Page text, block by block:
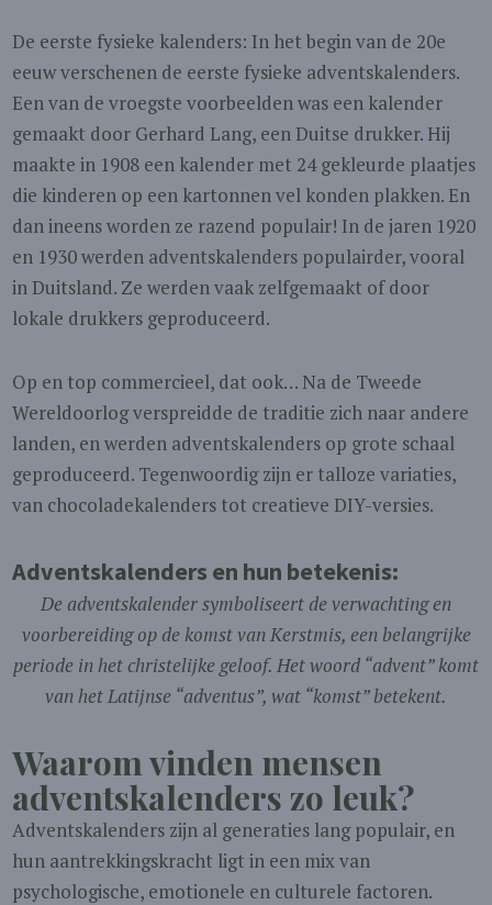
De eerste fysieke kalenders: In het begin van de 20e
eeuw verschenen de eerste fysieke adventskalenders.
Een van de vroegste voorbeelden was een kalender
gemaakt door Gerhard Lang, een Duitse drukker. Hij
maakte in 1908 een kalender met 24 gekleurde plaatjes
die kinderen op een kartonnen vel konden plakken. En
dan ineens worden ze razend populair! In de jaren 1920
en 1930 werden adventskalenders populairder, vooral
in Duitsland. Ze werden vaak zelfgemaakt of door
lokale drukkers geproduceerd.
Op en top commercieel, dat ook… Na de Tweede
Wereldoorlog verspreidde de traditie zich naar andere
landen, en werden adventskalenders op grote schaal
geproduceerd. Tegenwoordig zijn er talloze variaties,
van chocoladekalenders tot creatieve DIY-versies.
Adventskalenders en hun betekenis:
De adventskalender symboliseert de verwachting en
voorbereiding op de komst van Kerstmis, een belangrijke
periode in het christelijke geloof. Het woord “advent” komt
van het Latijnse “adventus”, wat “komst” betekent.
Waarom vinden mensen
adventskalenders zo leuk?
Adventskalenders zijn al generaties lang populair, en
hun aantrekkingskracht ligt in een mix van
psychologische, emotionele en culturele factoren.